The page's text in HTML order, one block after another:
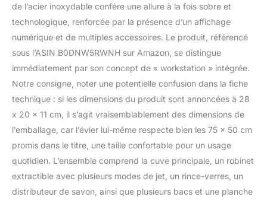
un distributeur de savon,
des tuyaux d'arrivée
d'eau chaude et froide,
inoxydable avec
revêtement nano
Fabriqué en acier
inoxydable avec un
revêtement protecteur
NANO, cet évier résiste
aux taches et est
incroyablement facile à
entretenir. Sa conception
à bord étroit peu
encombrante est
adaptable pour un
de l’acier inoxydable confère une allure à la fois sobre et
technologique, renforcée par la présence d’un affichage
numérique et de multiples accessoires. Le produit, référencé
sous l’ASIN B0DNW5RWNH sur Amazon, se distingue
immédiatement par son concept de « workstation » intégrée.
Notre consigne, noter une potentielle confusion dans la fiche
technique : si les dimensions du produit sont annoncées à 28
x 20 x 11 cm, il s’agit vraisemblablement des dimensions de
l’emballage, car l’évier lui-même respecte bien les 75 x 50 cm
promis dans le titre, une taille confortable pour un usage
quotidien. L’ensemble comprend la cuve principale, un robinet
extractible avec plusieurs modes de jet, un rince-verres, un
distributeur de savon, ainsi que plusieurs bacs et une planche